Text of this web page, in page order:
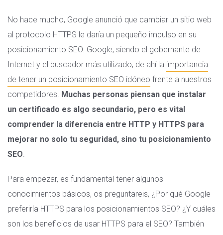
No hace mucho, Google anunció que cambiar un sitio web
al protocolo HTTPS le daría un pequeño impulso en su
posicionamiento SEO. Google, siendo el gobernante de
Internet y el buscador más utilizado, de ahí la importancia
de tener un posicionamiento SEO idóneo frente a nuestros
competidores. Muchas personas piensan que instalar
un certificado es algo secundario, pero es vital
comprender la diferencia entre HTTP y HTTPS para
mejorar no solo tu seguridad, sino tu posicionamiento
SEO.
Para empezar, es fundamental tener algunos
conocimientos básicos, os preguntareis, ¿Por qué Google
preferiría HTTPS para los posicionamientos SEO? ¿Y cuáles
son los beneficios de usar HTTPS para el SEO? También